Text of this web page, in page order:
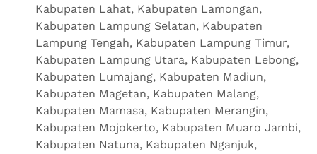
Kabupaten Lahat, Kabupaten Lamongan,
Kabupaten Lampung Selatan, Kabupaten
Lampung Tengah, Kabupaten Lampung Timur,
Kabupaten Lampung Utara, Kabupaten Lebong,
Kabupaten Lumajang, Kabupaten Madiun,
Kabupaten Magetan, Kabupaten Malang,
Kabupaten Mamasa, Kabupaten Merangin,
Kabupaten Mojokerto, Kabupaten Muaro Jambi,
Kabupaten Natuna, Kabupaten Nganjuk,